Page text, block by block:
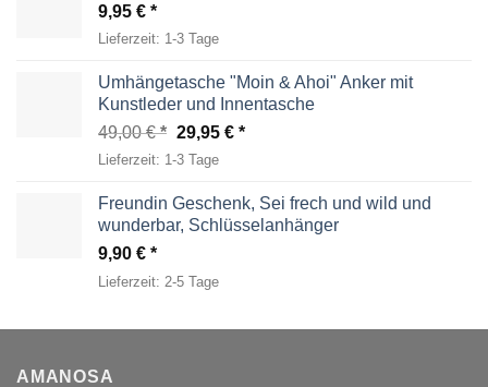
9,95 €
Lieferzeit: 1-3 Tage
Umhängetasche "Moin & Ahoi" Anker mit
Kunstleder und Innentasche
49,00€
Ursprünglicher
Preis
49,00 €
29,95 € Aktueller
29,95 €.
Lieferzeit: 1-3 Tage
Freundin Geschenk, Sei frech und wild und
wunderbar, Schlüsselanhänger
9,90 €
Lieferzeit: 2-5 Tage
AMANOSA